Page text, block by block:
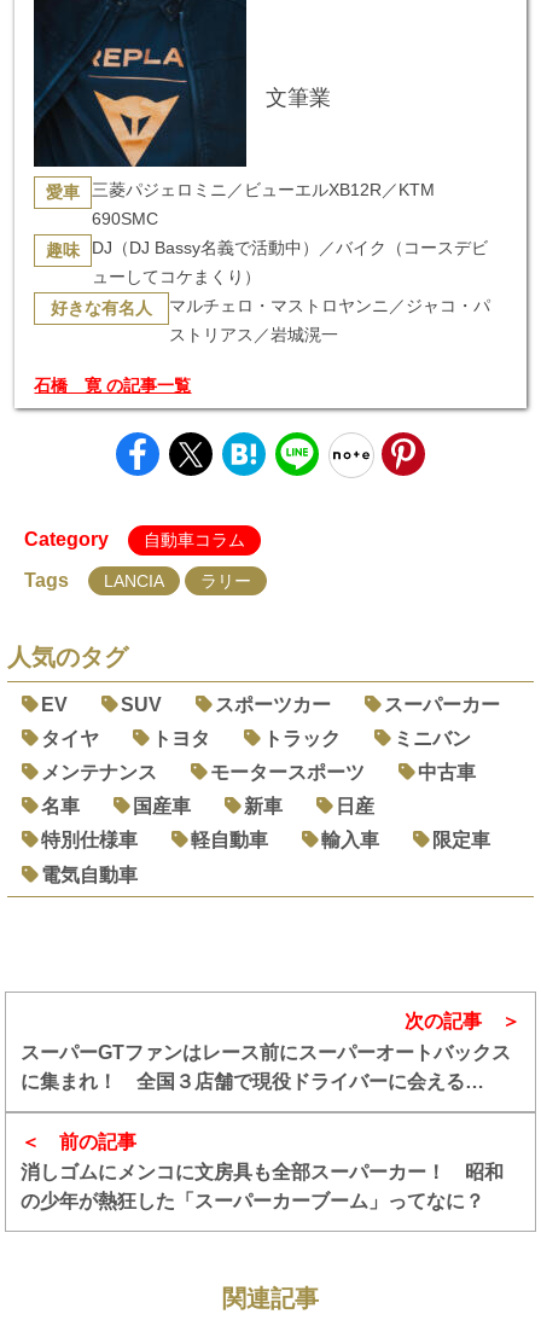
文筆業
愛車
三菱パジェロミニ／ビューエルXB12R／KTM
690SMC
趣味
DJ（DJ Bassy名義で活動中）／バイク（コースデビ
ューしてコケまくり）
好きな有名人
マルチェロ・マストロヤンニ／ジャコ・パ
ストリアス／岩城滉一
石橋 寛 の記事一覧
Category 自動車コラム
Tags LANCIA ラリー
人気のタグ
EV SUV スポーツカー
スーパーカー
タイヤ
トヨタ トラック
ミニバン
メンテナンス
モータースポーツ
中古車
名車
国産車 新車
日産
特別仕様車
軽自動車 輸入車
限定車
電気自動車
前の記事
消しゴムにメンコに文房具も全部スーパーカー！ 昭和
の少年が熱狂した「スーパーカーブーム」ってなに？
次の記事
スーパーGTファンはレース前にスーパーオートバックス
に集まれ！ 全国３店舗で現役ドライバーに会える
「SUPER GT EXPERIENCE サーキットに行こう!!」を
開催
関連記事